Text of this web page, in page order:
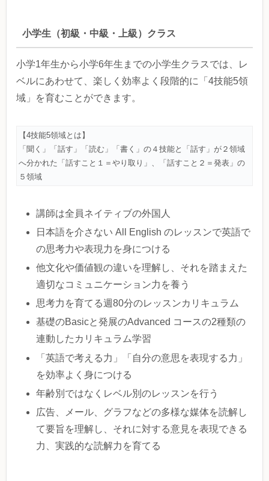
小学生（初級・中級・上級）クラス
小学1年生から小学6年生までの小学生クラスでは、レ
ベルにあわせて、楽しく効率よく段階的に「4技能5領
域」を育むことができます。
【4技能5領域とは】
「聞く」「話す」「読む」「書く」の４技能と「話す」が２領域
へ分かれた「話すこと１＝やり取り」、「話すこと２＝発表」の
５領域
講師は全員ネイティブの外国人
日本語を介さない All English のレッスンで英語で
の思考力や表現力を身につける
他文化や価値観の違いを理解し、それを踏まえた
適切なコミュニケーション力を養う
思考力を育てる週80分のレッスンカリキュラム
基礎のBasicと発展のAdvanced コースの2種類の
連動したカリキュラム学習
「英語で考える力」「自分の意思を表現する力」
を効率よく身につける
年齢別ではなくレベル別のレッスンを行う
広告、メール、グラフなどの多様な媒体を読解し
て要旨を理解し、それに対する意見を表現できる
力、実践的な読解力を育てる